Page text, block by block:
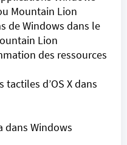
Mountain Lion
de Windows dans le
Lion
des ressources
tactiles d’OS X dans
dans Windows